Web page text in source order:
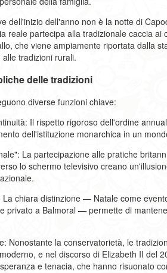
dell'inizio dell'anno non è la notte di
reale partecipa alla tradizionale caccia
che viene ampiamente riportata dalla
tradizioni rurali.
delle tradizioni
diverse funzioni chiave:
Il rispetto rigoroso dell'ordine
dell'istituzione monarchica in un
La partecipazione alle pratiche
lo schermo televisivo creano
chiara distinzione — Natale come
privato a Balmoral — permette di
Nonostante la conservatorietà, le
e nel discorso di Elizabeth II del
e tenacia, che hanno risuonato